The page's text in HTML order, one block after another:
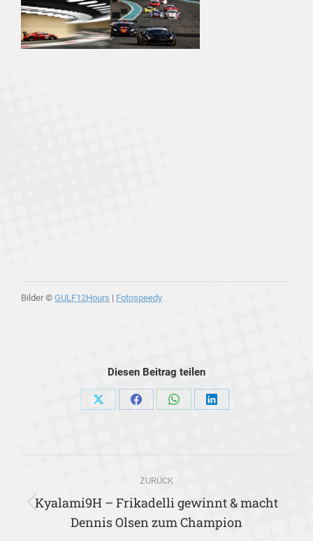
Bilder © GULF12Hours | Fotospeedy
Diesen Beitrag teilen
Share
Share
Share
Share
Kommentarnavigation
ZURÜCK
Vorheriger
Beitrag:
Kyalami9H – Frikadelli gewinnt & macht
Dennis Olsen zum Champion